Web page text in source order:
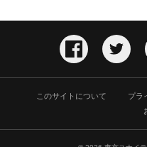
このサイトについて プラ